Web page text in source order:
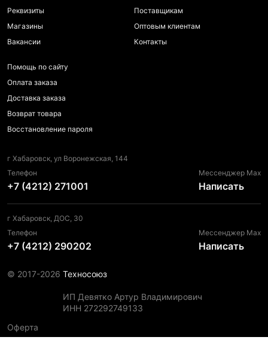
Реквизиты
Магазины
Вакансии
Поставщикам
Оптовым клиентам
Контакты
Помощь по сайту
Оплата заказа
Доставка заказа
Возврат товара
Восстановление пароля
г Хабаровск, ул Воронежская, 144
Телефон
+7 (4212) 271001
Мессенджер Max
Написать
г Хабаровск, ДОС, 30
Телефон
+7 (4212) 290202
Мессенджер Max
Написать
© 2017-2026 Техносоюз
ИП Девятко Артур Владимирович
ИНН 272292749133
Оферта